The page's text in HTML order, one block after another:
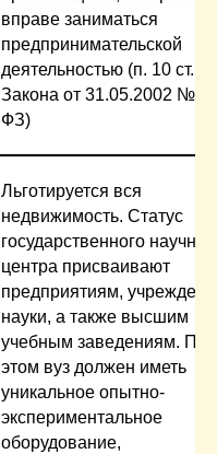
вправе заниматься
предпринимательской
деятельностью (п. 10 ст. 29
Закона от 31.05.2002 №
ФЗ)
Льготируется вся
недвижимость. Статус
государственного
центра присваивают
предприятиям,
науки, а также высшим
учебным заведениям. При
этом вуз должен иметь
уникальное опытно-
экспериментальное
оборудование,